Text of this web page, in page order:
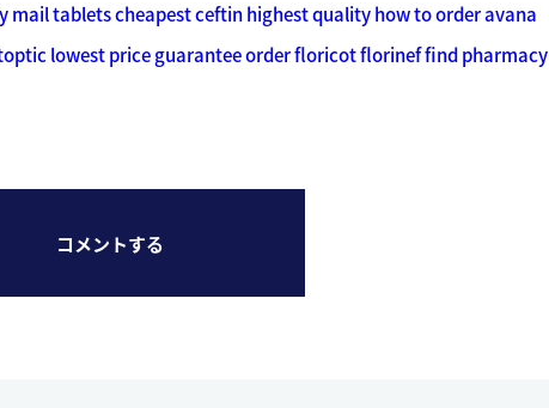
mail tabletscheapest ceftin highest qualityhow to order avana
lowest price guaranteeorder floricot florinef find pharmacy
コメントする